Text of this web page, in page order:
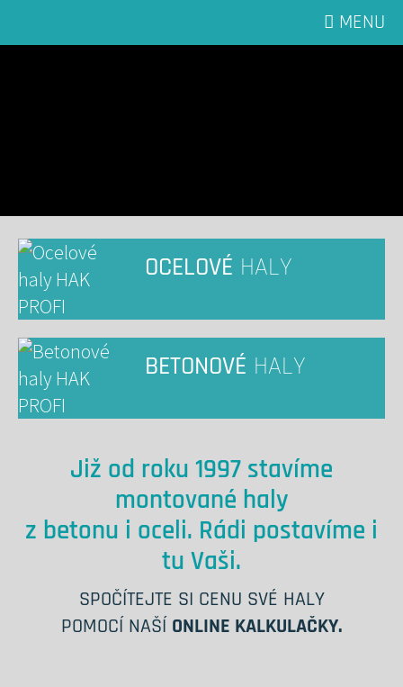
OCELOVÉ HALY
BETONOVÉ HALY
Již od roku 1997 stavíme
montované haly
z betonu i oceli. Rádi postavíme i
tu Vaši.
SPOČÍTEJTE SI CENU SVÉ HALY
POMOCÍ NAŠÍ ONLINE KALKULAČKY.
MENU